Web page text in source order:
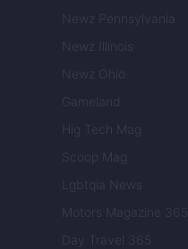
Newz Pennsylvania
Newz Illinois
Newz Ohio
Gameland
Hig Tech Mag
Scoop Mag
Lgbtqia News
Motors Magazine 365
Day Travel 365